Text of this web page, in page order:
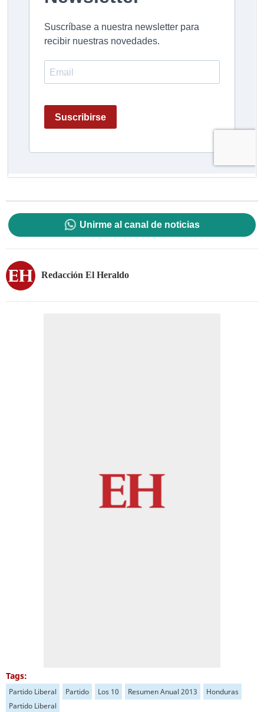
Unirme al canal de noticias
Redacción El Heraldo
Tags:
Partido Liberal Partido Los 10 Resumen Anual 2013
Honduras
Partido Liberal